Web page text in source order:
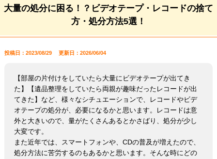
大量の処分に困る！？ビデオテープ・レコードの捨て
方・処分方法5選！
投稿日：2023/08/29 更新日：2026/06/04
【部屋の片付けをしていたら大量にビデオテープが出てき
た】【遺品整理をしていたら両親が趣味だったレコードが出
てきた】など、様々なシチュエーションで、レコードやビデ
オテープの処分が、必要になるかと思います。レコードは意
外と大きいので、量がたくさんあるとかさばり、処分が少し
大変です。
また近年では、スマートフォンや、CDの普及が増えたので、
処分方法に苦労するのもあるかと思います。そんな時にどの